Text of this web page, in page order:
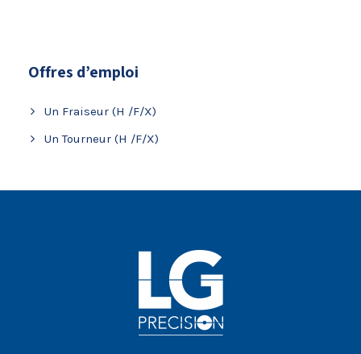
Offres d’emploi
Un Fraiseur (H /F/X)
Un Tourneur (H /F/X)